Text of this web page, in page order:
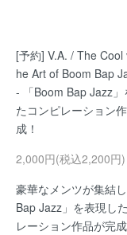
[予約] V.A. / The
he Art of Boom Bap
- 「Boom Bap Jazz」
たコンピレーション
成！
2,000円(税込2,200円)
豪華なメンツが集結
Bap Jazz」を表現し
レーション作品が完成